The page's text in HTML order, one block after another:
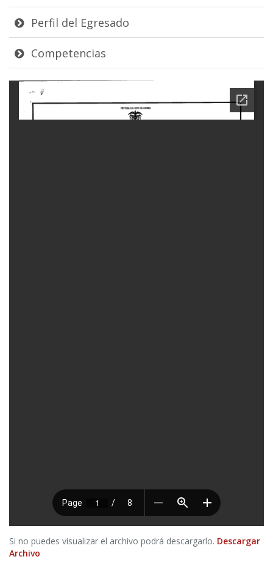
Perfil del Egresado
Competencias
Si no puedes visualizar el archivo podrá descargarlo. Descargar
Archivo